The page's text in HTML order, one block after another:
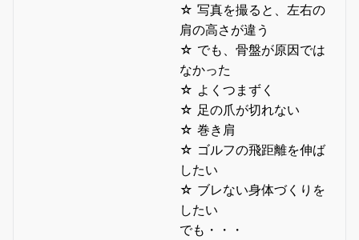
☆ 写真を撮ると、左右の
肩の高さが違う
☆ でも、骨盤が原因では
なかった
☆ よくつまずく
☆ 足の爪が切れない
☆ 巻き肩
☆ ゴルフの飛距離を伸ば
したい
☆ ブレない身体づくりを
したい
でも・・・